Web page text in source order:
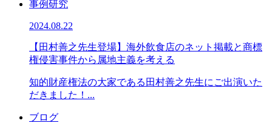
事例研究
2024.08.22
【田村善之先生登場】海外飲食店のネット掲載と商標
権侵害事件から属地主義を考える
知的財産権法の大家である田村善之先生にご出演いた
だきました！...
ブログ